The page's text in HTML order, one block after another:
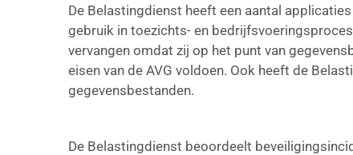
De Belastingdienst heeft een aantal
gebruik in toezichts- en
vervangen omdat zij op het punt van
eisen van de AVG voldoen. Ook heeft de
gegevensbestanden.
De Belastingdienst beoordeelt